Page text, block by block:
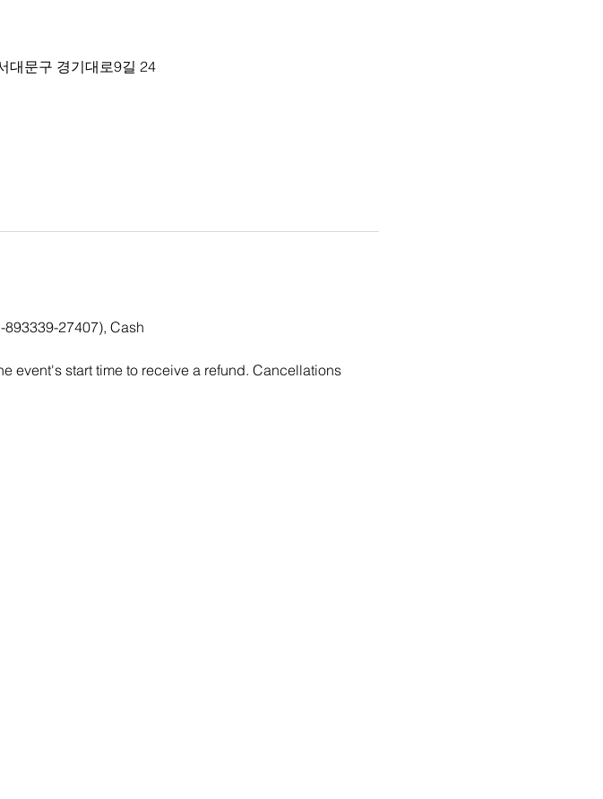
대문구 경기대로9길 24
893339-27407), Cash
event's start time to receive a refund. Cancellations